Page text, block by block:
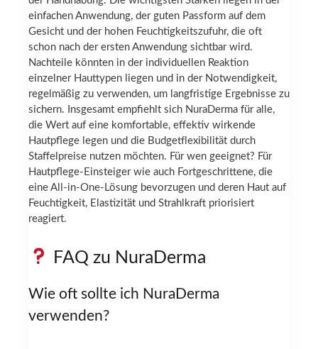
einfachen Anwendung, der guten Passform auf dem
Gesicht und der hohen Feuchtigkeitszufuhr, die oft
schon nach der ersten Anwendung sichtbar wird.
Nachteile könnten in der individuellen Reaktion
einzelner Hauttypen liegen und in der Notwendigkeit,
regelmäßig zu verwenden, um langfristige Ergebnisse zu
sichern. Insgesamt empfiehlt sich NuraDerma für alle,
die Wert auf eine komfortable, effektiv wirkende
Hautpflege legen und die Budgetflexibilität durch
Staffelpreise nutzen möchten. Für wen geeignet? Für
Hautpflege-Einsteiger wie auch Fortgeschrittene, die
eine All-in-One-Lösung bevorzugen und deren Haut auf
Feuchtigkeit, Elastizität und Strahlkraft priorisiert
reagiert.
FAQ zu NuraDerma
Wie oft sollte ich NuraDerma
verwenden?